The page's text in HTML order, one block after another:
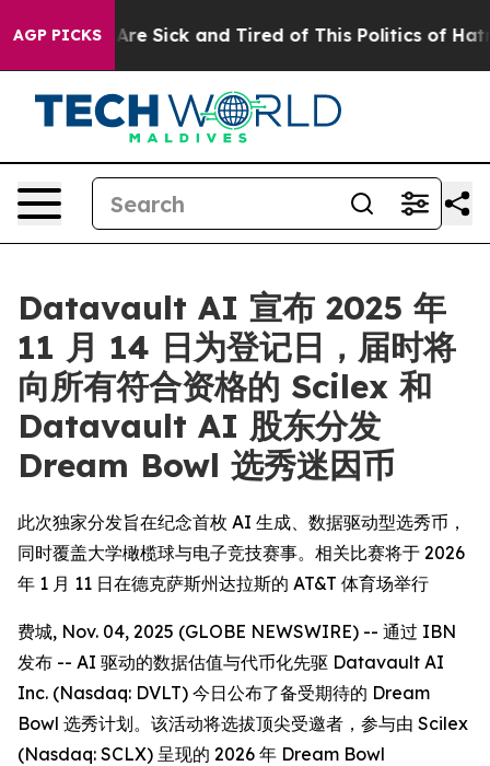
AGP PICKSAre Sick and Tired of This Politics of Hatred”
Datavault AI 宣布 2025 年
11 月 14 日为登记日，届时将
向所有符合资格的 Scilex 和
Datavault AI 股东分发
Dream Bowl 选秀迷因币
此次独家分发旨在纪念首枚 AI 生成、数据驱动型选秀币，
同时覆盖大学橄榄球与电子竞技赛事。相关比赛将于 2026
年 1 月 11 日在德克萨斯州达拉斯的 AT&T 体育场举行
费城, Nov. 04, 2025 (GLOBE NEWSWIRE) -- 通过 IBN
发布 -- AI 驱动的数据估值与代币化先驱 Datavault AI
Inc. (Nasdaq: DVLT) 今日公布了备受期待的 Dream
Bowl 选秀计划。该活动将选拔顶尖受邀者，参与由 Scilex
(Nasdaq: SCLX) 呈现的 2026 年 Dream Bowl